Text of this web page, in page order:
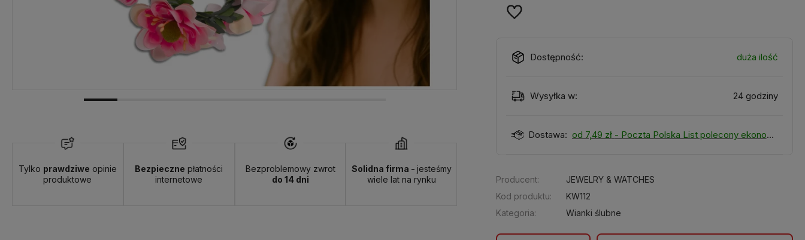
Tylko prawdziwe opinie
produktowe
Bezpieczne płatności
internetowe
Bezproblemowy zwrot
do 14 dni
Solidna firma - jesteśmy
wiele lat na rynku
Dostępność: duża ilość
Wysyłka w: 24 godziny
Dostawa: od 7,49 zł - Poczta Polska List polecony ekonomiczny
Producent:
JEWELRY & WATCHES
Kod produktu:
KW112
Kategoria:
Wianki ślubne